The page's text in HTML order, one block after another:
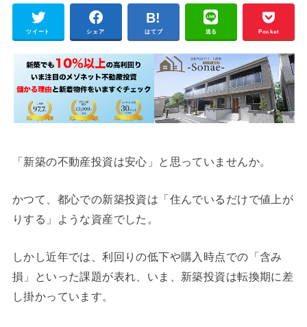
ツイート シェア はてブ 送る Pocket
「新築の不動産投資は安心」と思っていませんか。
かつて、都心での新築投資は「住んでいるだけで値上が
りする」ような資産でした。
しかし近年では、利回りの低下や購入時点での「含み
損」といった課題が表れ、いま、新築投資は転換期に差
し掛かっています。